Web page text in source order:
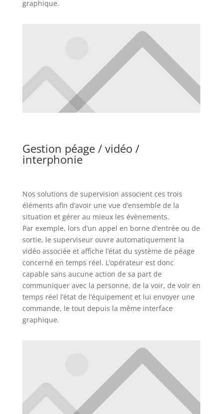
graphique.
Gestion péage / vidéo /
interphonie
Nos solutions de supervision associent ces trois
éléments afin d’avoir une vue d’ensemble de la
situation et gérer au mieux les évènements.
Par exemple, lors d’un appel en borne d’entrée ou de
sortie, le superviseur ouvre automatiquement la
vidéo associée et affiche l’état du système de péage
concerné en temps réel. L’opérateur est donc
capable sans aucune action de sa part de
communiquer avec la personne, de la voir, de voir en
temps réel l’état de l’équipement et lui envoyer une
commande, le tout depuis la même interface
graphique.